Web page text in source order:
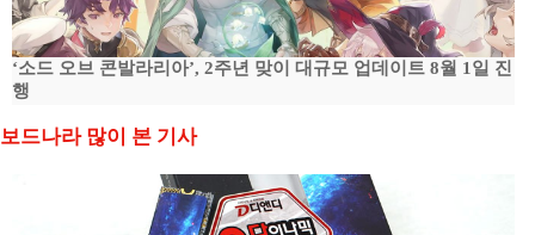
‘소드 오브 콘발라리아’, 2주년 맞이 대규모 업데이트 8월 1일 진
행
보드나라 많이 본 기사